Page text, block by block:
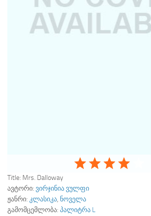
Title: Mrs. Dalloway
ავტორი: ვირჯინია ვულფი
ჟანრი: კლასიკა, ნოველა
გამომცემლობა: პალიტრა L